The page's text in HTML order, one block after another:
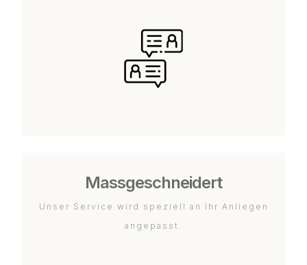
Massgeschneidert
Unser Service wird speziell an Ihr Anliegen
angepasst.